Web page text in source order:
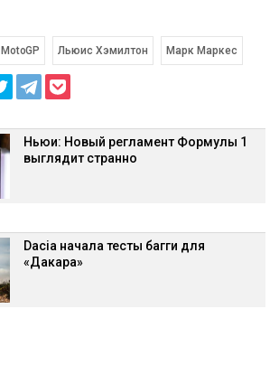
MotoGP Льюис Хэмилтон Марк Маркес
Ньюи: Новый регламент Формулы 1
выглядит странно
Dacia начала тесты багги для
«Дакара»